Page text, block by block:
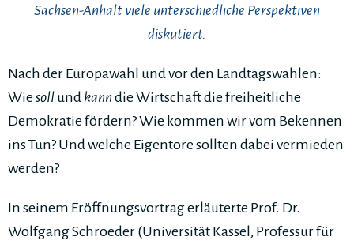
Sachsen-Anhalt viele unterschiedliche Perspektiven
diskutiert.
Nach der Europawahl und vor den Landtagswahlen:
Wiesoll und kanndie Wirtschaft die freiheitliche
Demokratie fördern? Wie kommen wir vom Bekennen
ins Tun? Und welche Eigentore sollten dabei vermieden
werden?
In seinem Eröffnungsvortrag erläuterte Prof. Dr.
Wolfgang Schroeder (Universität Kassel, Professur für